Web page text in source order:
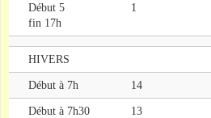
Début 5
fin 17h
1
HIVERS
Début à 7h 14
Début à 7h30 13